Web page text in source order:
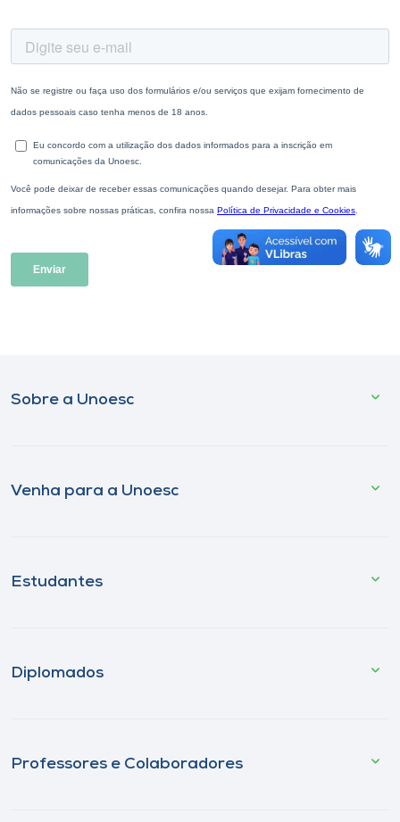
Sobre a Unoesc
Venha para a Unoesc
Estudantes
Diplomados
Professores e Colaboradores